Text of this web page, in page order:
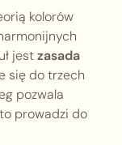
kolorów
jestzasada
się do trzech
pozwala
prowadzi do